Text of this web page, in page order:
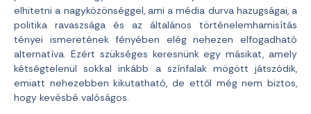
elhitetni a nagyközönséggel, ami a média durva hazugságai, a
politika ravaszsága és az általános történelemhamisítás
tényei ismeretének fényében elég nehezen elfogadható
alternatíva. Ezért szükséges keresnünk egy másikat, amely
kétségtelenül sokkal inkább a színfalak mögött játszódik,
emiatt nehezebben kikutatható, de ettől még nem biztos,
hogy kevésbé valóságos.